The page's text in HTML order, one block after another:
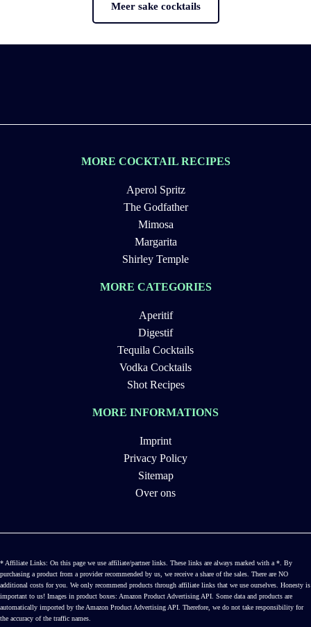
Meer sake cocktails
MORE COCKTAIL RECIPES
Aperol Spritz
The Godfather
Mimosa
Margarita
Shirley Temple
MORE CATEGORIES
Aperitif
Digestif
Tequila Cocktails
Vodka Cocktails
Shot Recipes
MORE INFORMATIONS
Imprint
Privacy Policy
Sitemap
Over ons
* Affiliate Links: On this page we use affiliate/partner links. These links are always marked with a *. By
purchasing a product from a provider recommended by us, we receive a share of the sales. There are NO
additional costs for you. We only recommend products through affiliate links that we use ourselves. Honesty is
important to us! Images in product boxes: Amazon Product Advertising API. Some data and products are
automatically imported by the Amazon Product Advertising API. Therefore, we do not take responsibility for
the accuracy of the traffic names.